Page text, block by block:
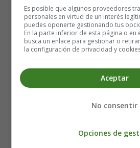
Steam the pumpkin and
Blend or puree the pumpkin.
In a bowl, beat the eggs with
Add the salt.
Add the spices.
Mix.
Add the pumpkin to the
Pour the mixture into the tin
Es posible que algunos proveedores
personales en virtud de un interés
puedes oponerte gestionando tus
En la parte inferior de esta página o en
busca un enlace para gestionar o
la configuración de privacidad y
Aceptar
No consentir
Opciones de